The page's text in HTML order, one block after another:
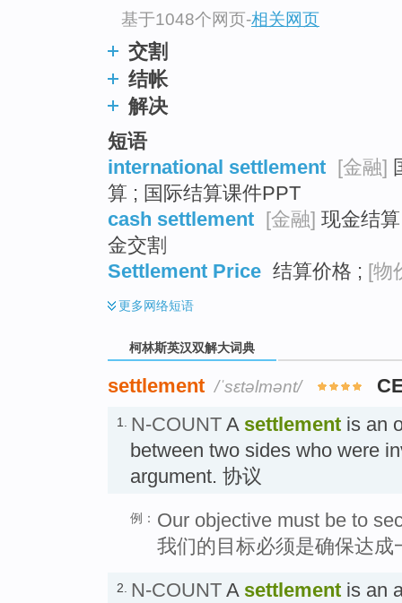
基于1048个网页-相关网页
交割
结帐
解决
短语
international settlement [金融]
算 ; 国际结算课件PPT
cash settlement [金融] 现金结
金交割
Settlement Price 结算价格 ; [物
更多网络短语
柯林斯英汉双解大词典
settlement /ˈsɛtəlmənt/
1. N-COUNT A settlement is an
between two sides who were
argument. 协议
例： Our objective must be to
我们的目标必须是确保达成
2. N-COUNT A settlement is an